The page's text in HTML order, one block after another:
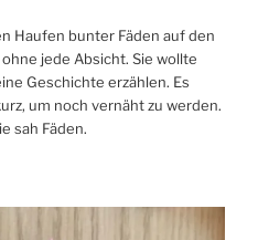
Haufen bunter Fäden auf den
jede Absicht. Sie wollte
Geschichte erzählen. Es
um noch vernäht zu werden.
sah Fäden.